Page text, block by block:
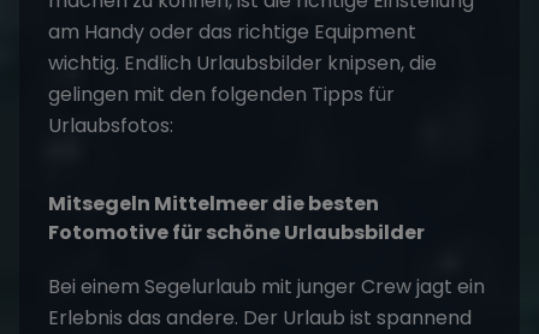
am Handy oder das richtige Equipment
wichtig. Endlich Urlaubsbilder knipsen, die
gelingen mit den folgenden Tipps für
Urlaubsfotos:
Mitsegeln Mittelmeerdie besten
Fotomotive für schöne Urlaubsbilder
Bei einem Segelurlaub mit junger Crew jagt ein
Erlebnis das andere. Der Urlaub ist spannend